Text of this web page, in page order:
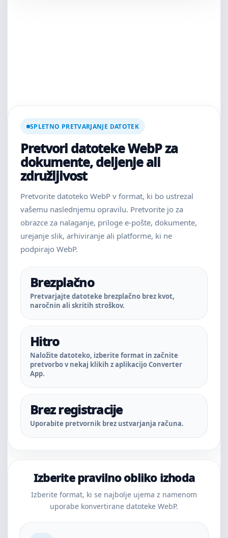
SPLETNO PRETVARJANJE DATOTEK
Pretvori datoteke WebP za
dokumente, deljenje ali
združljivost
Pretvorite datoteko WebP v format, ki bo ustrezal
vašemu naslednjemu opravilu. Pretvorite jo za
obrazce za nalaganje, priloge e-pošte, dokumente,
urejanje slik, arhiviranje ali platforme, ki ne
podpirajo WebP.
Brezplačno
Pretvarjajte datoteke brezplačno brez kvot,
naročnin ali skritih stroškov.
Hitro
Naložite datoteko, izberite format in začnite
pretvorbo v nekaj klikih z aplikacijo Converter
App.
Brez registracije
Uporabite pretvornik brez ustvarjanja računa.
Izberite pravilno obliko izhoda
Izberite format, ki se najbolje ujema z namenom
uporabe konvertirane datoteke WebP.